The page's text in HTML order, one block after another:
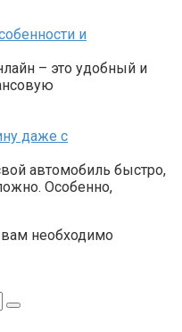
и
– это удобный и
даже с
автомобиль быстро,
Особенно,
необходимо